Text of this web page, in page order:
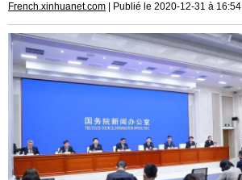
French.xinhuanet.com | Publié le 2020-12-31 à 16:54